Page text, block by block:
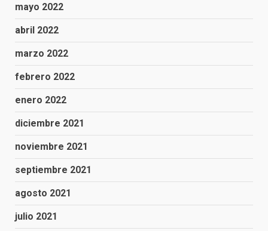
mayo 2022
abril 2022
marzo 2022
febrero 2022
enero 2022
diciembre 2021
noviembre 2021
septiembre 2021
agosto 2021
julio 2021